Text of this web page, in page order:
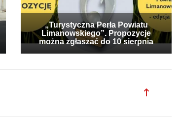
„Turystyczna Perła Powiatu
Limanowskiego”. Propozycje
można zgłaszać do 10 sierpnia